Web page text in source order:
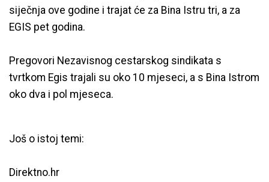
siječnja ove godine i trajat će za Bina Istru tri, a za
EGIS pet godina.
Pregovori Nezavisnog cestarskog sindikata s
tvrtkom Egis trajali su oko 10 mjeseci, a s Bina Istrom
oko dva i pol mjeseca.
Još o istoj temi:
Direktno.hr